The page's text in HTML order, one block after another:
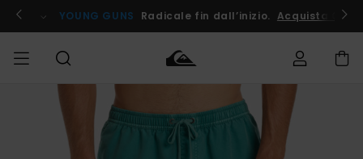
informazioni
prodotto
! YOUNG GUNS Radicale fin dall’inizio. Acquista Ora
UOMO Abbigliamento
Abbigliamento
Shop
Surf Shop
Snow
Outlet